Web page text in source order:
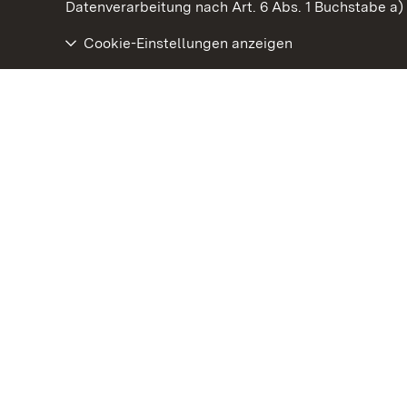
Datenverarbeitung nach Art. 6 Abs. 1 Buchstabe a)
Cookie-Einstellungen anzeigen